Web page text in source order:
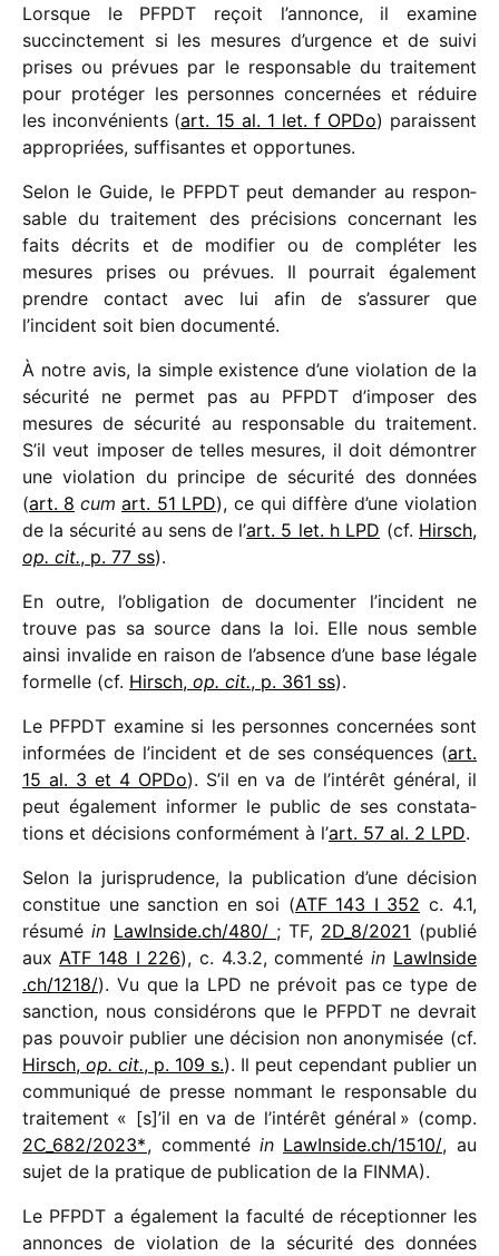
Lorsque le PFPDT reçoit l’annonce, il examine
succinc­te­ment si les mesures d’urgence et de suivi
prises ou prévues par le respon­sable du trai­te­ment
pour proté­ger les personnes concer­nées et réduire
les incon­vé­nients (art. 15 al. 1 let. f OPDo) paraissent
appro­priées, suffi­santes et opportunes.
Selon le Guide, le PFPDT peut deman­der au respon­
sable du trai­te­ment des préci­sions concer­nant les
faits décrits et de modi­fier ou de complé­ter les
mesures prises ou prévues. Il pour­rait égale­ment
prendre contact avec lui afin de s’assurer que
l’incident soit bien documenté.
À notre avis, la simple exis­tence d’une viola­tion de la
sécu­rité ne permet pas au PFPDT d’imposer des
mesures de sécu­rité au respon­sable du trai­te­ment.
S’il veut impo­ser de telles mesures, il doit démon­trer
une viola­tion du prin­cipe de sécu­rité des données
(art. 8 cum art. 51 LPD), ce qui diffère d’une viola­tion
de la sécu­rité au sens de l’art. 5 let. h LPD (cf. Hirsch,
op. cit., p. 77 ss).
En outre, l’obligation de docu­men­ter l’incident ne
trouve pas sa source dans la loi. Elle nous semble
ainsi inva­lide en raison de l’absence d’une base légale
formelle (cf. Hirsch, op. cit., p. 361 ss).
Le PFPDT examine si les personnes concer­nées sont
infor­mées de l’incident et de ses consé­quences (art.
15 al. 3 et 4 OPDo). S’il en va de l’intérêt géné­ral, il
peut égale­ment infor­mer le public de ses consta­ta­
tions et déci­sions confor­mé­ment à l’art. 57 al. 2 LPD.
Selon la juris­pru­dence, la publi­ca­tion d’une déci­sion
consti­tue une sanc­tion en soi (ATF 143 I 352 c. 4.1,
résumé in LawInside​.ch/​4​80/ ; TF, 2D_​8/​2021 (publié
aux ATF 148 I 226), c. 4.3.2, commenté in LawInside​
.ch/​1​2​18/). Vu que la LPD ne prévoit pas ce type de
sanc­tion, nous consi­dé­rons que le PFPDT ne devrait
pas pouvoir publier une déci­sion non anony­mi­sée (cf.
Hirsch, op. cit., p. 109 s.). Il peut cepen­dant publier un
commu­ni­qué de presse nommant le respon­sable du
trai­te­ment « [s]’il en va de l’intérêt géné­ral » (comp.
2C_​682/​2023*, commenté in LawInside​.ch/​1​5​10/, au
sujet de la pratique de publi­ca­tion de la FINMA).
Le PFPDT a égale­ment la faculté de récep­tion­ner les
annonces de viola­tion de la sécu­rité des données